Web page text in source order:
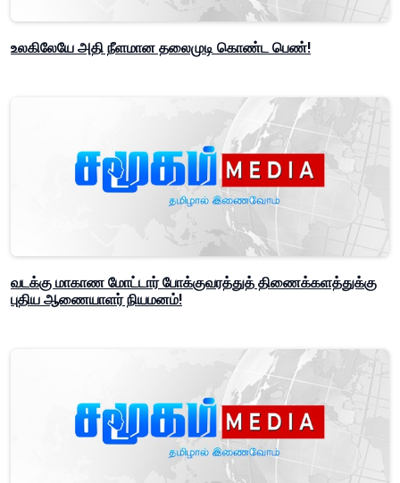
உலகிலேயே அதி நீளமான தலைமுடி கொண்ட பெண்!
வடக்கு மாகாண மோட்டார் போக்குவரத்துத் திணைக்களத்துக்கு
புதிய ஆணையாளர் நியமனம்!